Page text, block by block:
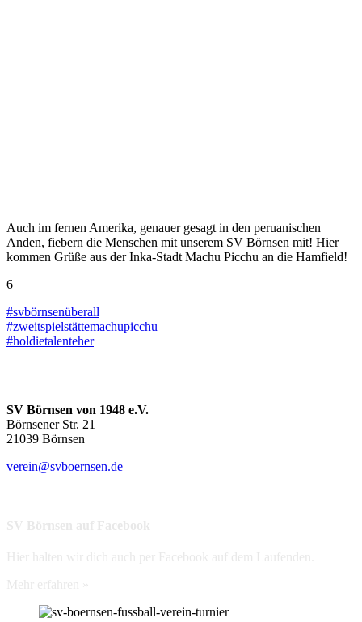
Auch im fernen Amerika, genauer gesagt in den peruanischen
Anden, fiebern die Menschen mit unserem SV Börnsen mit! Hier
kommen Grüße aus der Inka-Stadt Machu Picchu an die Hamfield!
6
#svbörnsenüberall
#zweitspielstättemachupicchu
#holdietalenteher
SV Börnsen von 1948 e.V.
Börnsener Str. 21
21039 Börnsen
verein@svboernsen.de